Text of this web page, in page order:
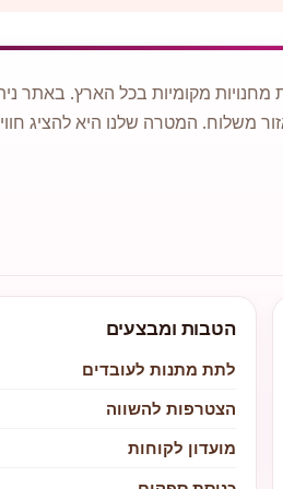
מקומיות בכל הארץ. באתר
משלוח. המטרה שלנו היא להציג
הטבות ומבצעים
לתת מתנות לעובדים
הצטרפות להשווה
מועדון לקוחות